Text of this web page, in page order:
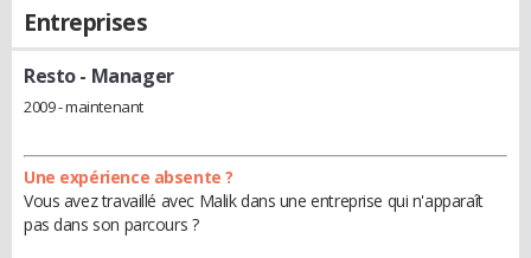
Entreprises
Resto- Manager
2009 - maintenant
Une expérience absente ?
Vous avez travaillé avec Malik dans une entreprise qui n'apparaît
pas dans son parcours ?